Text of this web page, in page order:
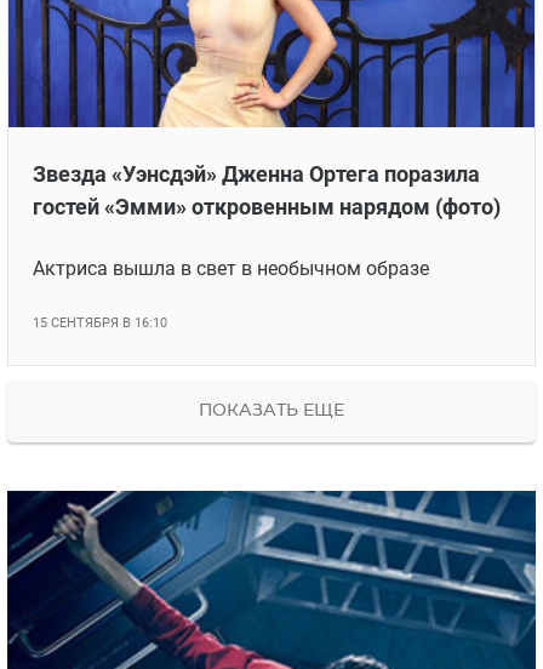
Звезда «Уэнсдэй» Дженна Ортега поразила
гостей «Эмми» откровенным нарядом (фото)
Актриса вышла в свет в необычном образе
15 СЕНТЯБРЯ В 16:10
ПОКАЗАТЬ ЕЩЕ